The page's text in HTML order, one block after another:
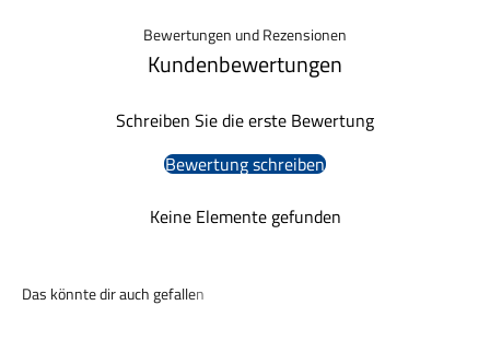
Bewertungen und Rezensionen
Kundenbewertungen
Schreiben Sie die erste Bewertung
Bewertung schreiben
Keine Elemente gefunden